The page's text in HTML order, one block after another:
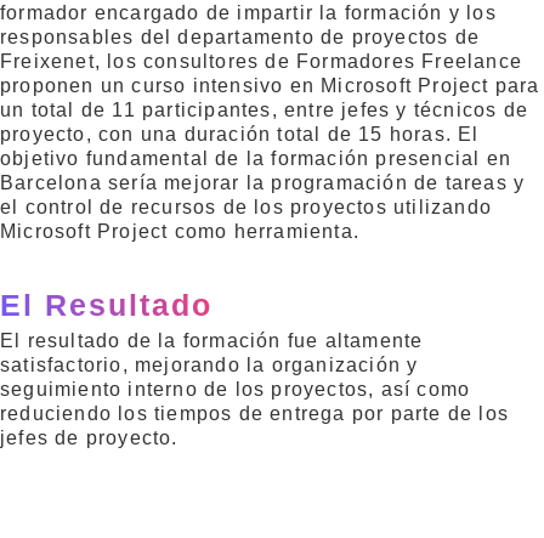
formador encargado de impartir la formación y los
responsables del departamento de proyectos de
Freixenet, los consultores de Formadores Freelance
proponen un curso intensivo en Microsoft Project para
un total de 11 participantes, entre jefes y técnicos de
proyecto, con una duración total de 15 horas. El
objetivo fundamental de la formación presencial en
Barcelona sería mejorar la programación de tareas y
el control de recursos de los proyectos utilizando
Microsoft Project como herramienta.
El Resultado
El resultado de la formación fue altamente
satisfactorio, mejorando la organización y
seguimiento interno de los proyectos, así como
reduciendo los tiempos de entrega por parte de los
jefes de proyecto.